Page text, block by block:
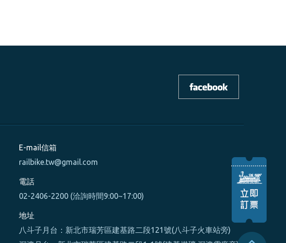
E-mail信箱
railbike.tw@gmail.com
電話
02-2406-2200 (洽詢時間9:00~17:00)
地址
八斗子月台：新北市瑞芳區建基路二段121號(八斗子火車站旁)